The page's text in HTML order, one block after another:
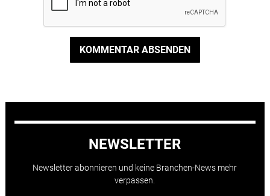
KOMMENTAR ABSENDEN
NEWSLETTER
Newsletter abonnieren und keine Branchen-News mehr
verpassen.